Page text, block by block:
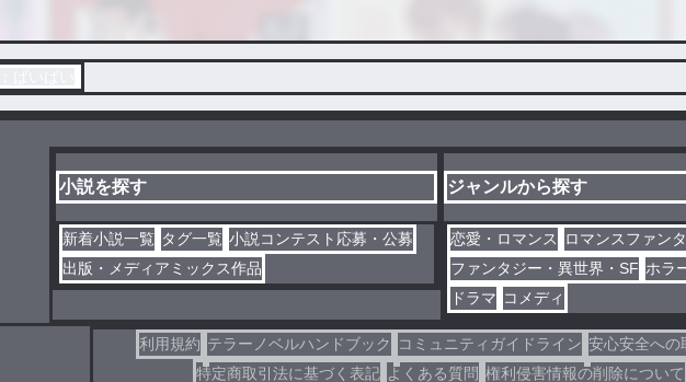
小説を探す
新着小説一覧 タグ一覧 小説コンテスト応募・公募
出版・メディアミックス作品
ジャンルから探す
恋愛・ロマンス
ロマンスファン
ファンタジー・異世界・SF ホラ
ドラマ コメディ
利用規約 テラーノベルハンドブック コミュニティガイドライン 安心安全への
特定商取引法に基づく表記 よくある質問 権利侵害情報の削除について